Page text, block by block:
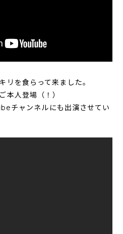
リを食らって来ました。
本人登場（！）
チャンネルにも出演させてい